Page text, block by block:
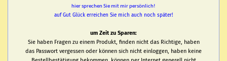
hier sprechen Sie mit mir persönlich!
auf Gut Glück erreichen Sie mich auch noch später!
um Zeit zu Sparen:
Sie haben Fragen zu einem Produkt, finden nicht das Richtige, haben
das Passwort vergessen oder können sich nicht einloggen, haben keine